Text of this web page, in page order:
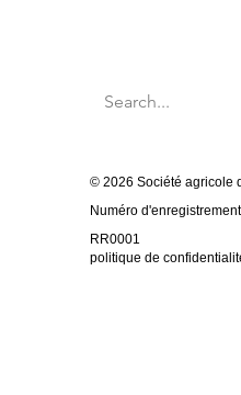
© 2026 Société agricole
Numéro
RR0001
politique de